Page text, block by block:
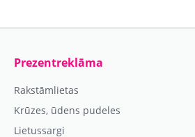
Prezentreklāma
Rakstāmlietas
Krūzes, ūdens pudeles
Lietussargi